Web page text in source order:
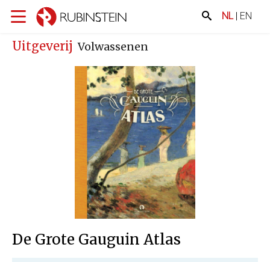
NL| EN
Uitgeverij Volwassenen
De Grote Gauguin Atlas